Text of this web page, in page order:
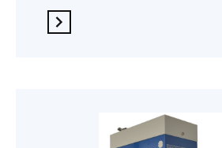
En savoir plus